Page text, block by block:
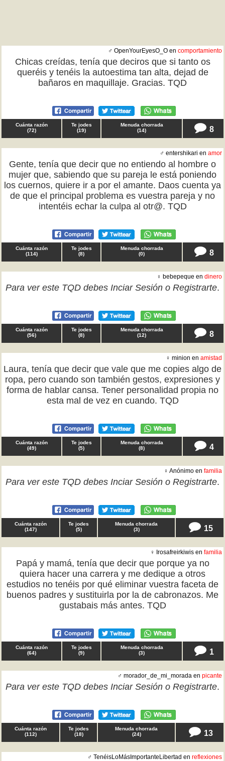
♂ OpenYourEyesO_O en comportamiento
Chicas creídas, tenía que deciros que si tanto os
queréis y tenéis la autoestima tan alta, dejad de
bañaros en maquillaje. Gracias. TQD
Cuánta razón
(72)
Te jodes
(19)
Menuda chorrada
(14) 8
♂ entershikari en amor
Gente, tenía que decir que no entiendo al hombre o
mujer que, sabiendo que su pareja le está poniendo
los cuernos, quiere ir a por el amante. Daos cuenta ya
de que el principal problema es vuestra pareja y no
intentéis echar la culpa al otr@. TQD
Cuánta razón
(114)
Te jodes
(8)
Menuda chorrada
(0) 8
♀ bebepeque en dinero
Para ver este TQD debes Inciar Sesión o Registrarte.
Cuánta razón
(56)
Te jodes
(8)
Menuda chorrada
(12) 8
♀ minion en amistad
Laura, tenía que decir que vale que me copies algo de
ropa, pero cuando son también gestos, expresiones y
forma de hablar cansa. Tener personalidad propia no
esta mal de vez en cuando. TQD
Cuánta razón
(49)
Te jodes
(5)
Menuda chorrada
(8) 4
♀ Anónimo en familia
Para ver este TQD debes Inciar Sesión o Registrarte.
Cuánta razón
(147)
Te jodes
(5)
Menuda chorrada
(3) 15
♀ Irosafreirkiwis en familia
Papá y mamá, tenía que decir que porque ya no
quiera hacer una carrera y me dedique a otros
estudios no tenéis por qué eliminar vuestra faceta de
buenos padres y sustituirla por la de cabronazos. Me
gustabais más antes. TQD
Cuánta razón
(64)
Te jodes
(9)
Menuda chorrada
(3) 1
♂ morador_de_mi_morada en picante
Para ver este TQD debes Inciar Sesión o Registrarte.
Cuánta razón
(112)
Te jodes
(18)
Menuda chorrada
(24) 13
♂ TenéisLoMásImportanteLibertad en reflexiones